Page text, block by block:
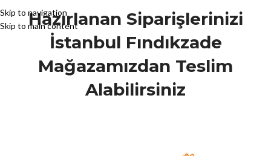
Skip to navigation
Skip to main content
Hazırlanan Siparişlerinizi
İstanbul Fındıkzade
Mağazamızdan Teslim
Alabilirsiniz